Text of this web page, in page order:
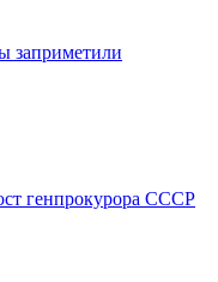
заприметили
генпрокурора СССР